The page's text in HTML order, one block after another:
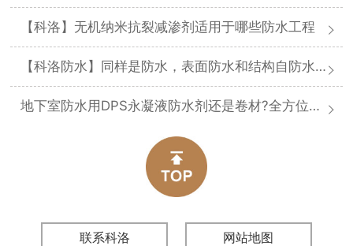
【科洛】无机纳米抗裂减渗剂适用于哪些防水工程
【科洛防水】同样是防水，表面防水和结构自防水差在哪
地下室防水用DPS永凝液防水剂还是卷材?全方位对比分析
联系科洛 网站地图